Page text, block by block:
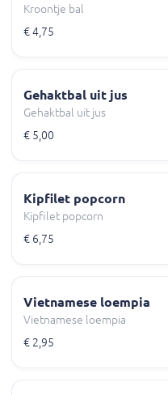
Kroontje bal
€ 4,75
Gehaktbal uit jus
Gehaktbal uit jus
€ 5,00
Kipfilet popcorn
Kipfilet popcorn
€ 6,75
Vietnamese loempia
Vietnamese loempia
€ 2,95